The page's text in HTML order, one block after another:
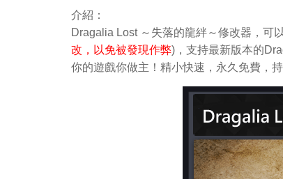
介紹：
Dragalia Lost ～失落的龍絆～修改器，可
改，以免被發現作弊)，支持最新版本的
你的遊戲你做主！精小快速，永久免費，持